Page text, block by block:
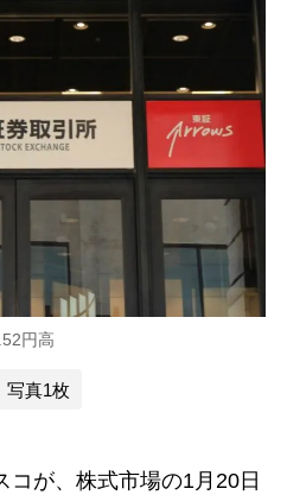
円高
写真1枚
が、株式市場の1月20日